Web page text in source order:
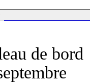
de bord